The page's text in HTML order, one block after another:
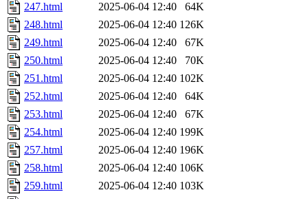
247.html
2025-06-04 12:40
64K
248.html
2025-06-04 12:40 126K
249.html
2025-06-04 12:40
67K
250.html
2025-06-04 12:40
70K
251.html
2025-06-04 12:40 102K
252.html
2025-06-04 12:40
64K
253.html
2025-06-04 12:40
67K
254.html
2025-06-04 12:40 199K
257.html
2025-06-04 12:40 196K
258.html
2025-06-04 12:40 106K
259.html
2025-06-04 12:40 103K